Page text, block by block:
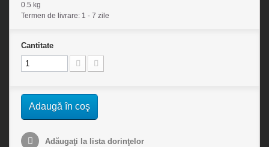
0.5 kg
Termen de livrare: 1 - 7 zile
Cantitate
Adaugă în coş
Adăugaţi la lista dorinţelor